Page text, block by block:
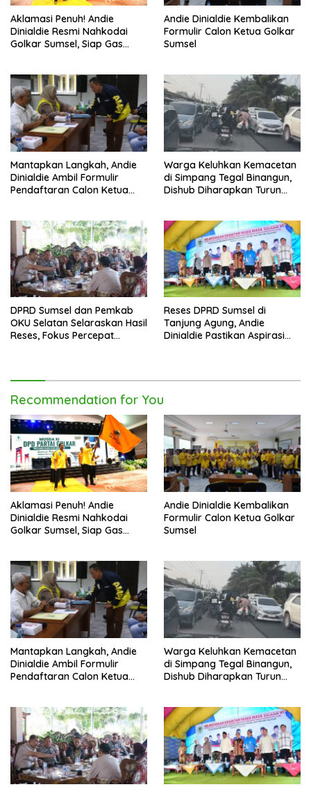
Aklamasi Penuh! Andie
Dinialdie Resmi Nahkodai
Golkar Sumsel, Siap Gas
Andie Dinialdie Kembalikan
Formulir Calon Ketua Golkar
Sumsel
Mantapkan Langkah, Andie
Dinialdie Ambil Formulir
Pendaftaran Calon Ketua
Warga Keluhkan Kemacetan
di Simpang Tegal Binangun,
Dishub Diharapkan Turun
DPRD Sumsel dan Pemkab
OKU Selatan Selaraskan Hasil
Reses, Fokus Percepat
Reses DPRD Sumsel di
Tanjung Agung, Andie
Dinialdie Pastikan Aspirasi
Recommendation for You
Aklamasi Penuh! Andie
Dinialdie Resmi Nahkodai
Golkar Sumsel, Siap Gas
Andie Dinialdie Kembalikan
Formulir Calon Ketua Golkar
Sumsel
Mantapkan Langkah, Andie
Dinialdie Ambil Formulir
Pendaftaran Calon Ketua
Warga Keluhkan Kemacetan
di Simpang Tegal Binangun,
Dishub Diharapkan Turun